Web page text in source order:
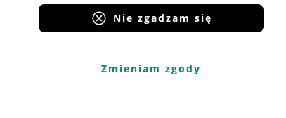
Nie zgadzam się
Zmieniam zgody